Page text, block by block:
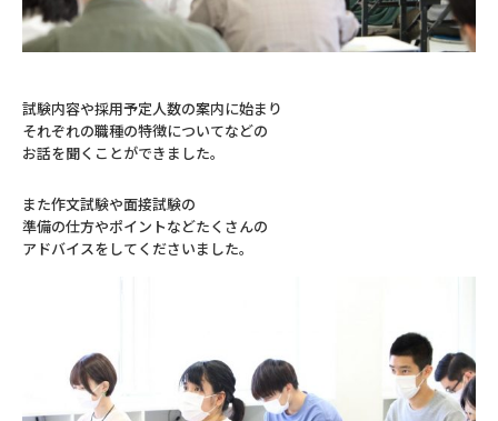
試験内容や採用予定人数の案内に始まり
それぞれの職種の特徴についてなどの
お話を聞くことができました。
また作文試験や面接試験の
準備の仕方やポイントなどたくさんの
アドバイスをしてくださいました。